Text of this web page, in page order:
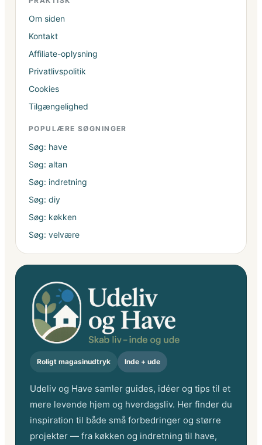
Om siden
Kontakt
Affiliate-oplysning
Privatlivspolitik
Cookies
Tilgængelighed
POPULÆRE SØGNINGER
Søg: have
Søg: altan
Søg: indretning
Søg: diy
Søg: køkken
Søg: velvære
Roligt magasinudtryk Inde + ude
Udeliv og Have samler guides, idéer og tips til et
mere levende hjem og hverdagsliv. Her finder du
inspiration til både små forbedringer og større
projekter — fra køkken og indretning til have,